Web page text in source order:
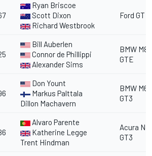
Ryan Briscoe
Scott Dixon
Richard Westbrook
Ford GT
Bill Auberlen
Connor de Phillippi
Alexander Sims
BMW M8
GTE
Don Yount
Markus Palttala
Dillon Machavern
BMW M6
GT3
Alvaro Parente
Katherine Legge
Trent Hindman
Acura
GT3